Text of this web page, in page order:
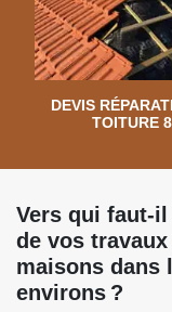
DEVIS
TOITURE
Vers qui faut-
de vos
maisons dans
environs ?